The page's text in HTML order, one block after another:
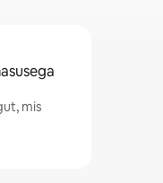
mis